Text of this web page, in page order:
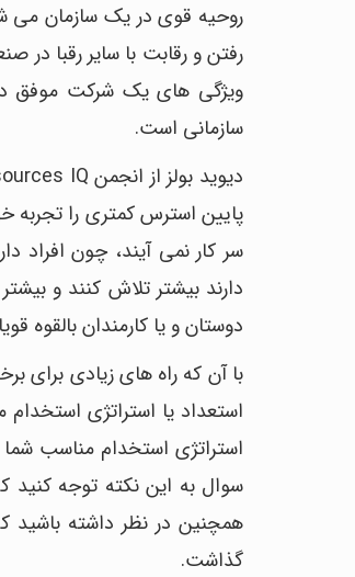
روحیه قوی در یک سازمان می
رفتن و رقابت با سایر رقبا
ویژگی های یک شرکت موفق در
سازمانی است.
پایین استرس کمتری را تجربه
سر کار نمی آیند، چون افراد
دارند بیشتر تلاش کنند و
دوستان و یا کارمندان بالقوه
با آن که راه های زیادی برای
استعداد یا استراتژی
استراتژی استخدام مناسب
سوال به این نکته توجه
همچنین در نظر داشته باشید
گذاشت.